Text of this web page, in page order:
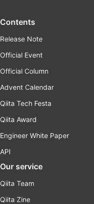
Contents
Release Note
Official Event
Official Column
Advent Calendar
Qiita Tech Festa
Qiita Award
Engineer White Paper
API
Our service
Qiita Team
Qiita Zine